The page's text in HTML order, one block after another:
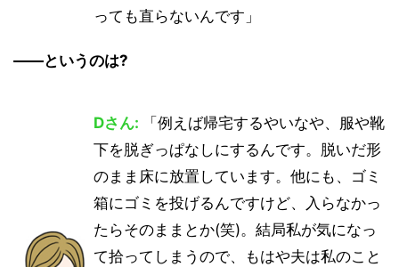
っても直らないんです」
――というのは?
Dさん:
「例えば帰宅するやいなや、服や靴
下を脱ぎっぱなしにするんです。脱いだ形
のまま床に放置しています。他にも、ゴミ
箱にゴミを投げるんですけど、入らなかっ
たらそのままとか(笑)。結局私が気になっ
て拾ってしまうので、もはや夫は私のこと